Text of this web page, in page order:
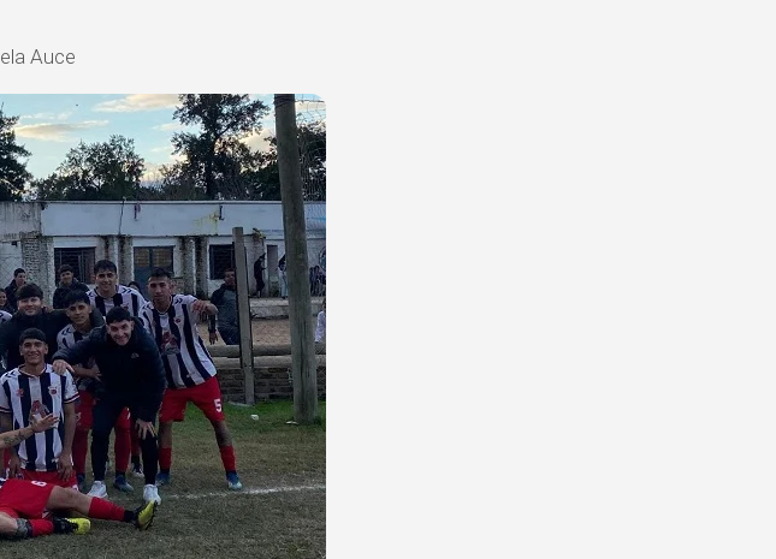
Auce